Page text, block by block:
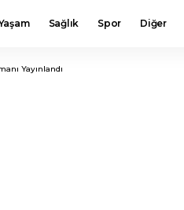
Sağlık Spor Diğer
Yayınlandı